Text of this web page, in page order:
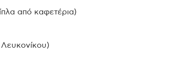
από καφετέρια)